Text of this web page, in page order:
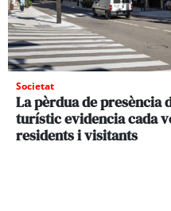
Societat
La pèrdua de presència
turístic evidencia cada
residents i visitants